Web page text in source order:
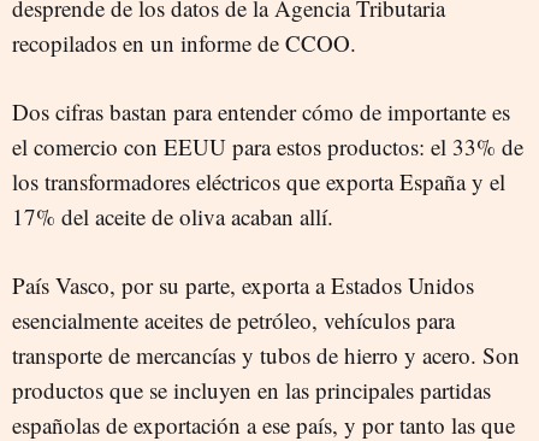
desprende de los datos de la Agencia Tributaria
recopilados en un informe de CCOO.
Dos cifras bastan para entender cómo de importante es
el comercio con EEUU para estos productos: el 33% de
los transformadores eléctricos que exporta España y el
17% del aceite de oliva acaban allí.
País Vasco, por su parte, exporta a Estados Unidos
esencialmente aceites de petróleo, vehículos para
transporte de mercancías y tubos de hierro y acero. Son
productos que se incluyen en las principales partidas
españolas de exportación a ese país, y por tanto las que